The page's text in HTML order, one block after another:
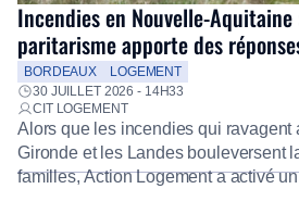
Incendies en Nouvelle-
paritarisme apporte des
salariés
BORDEAUX
LOGEMENT
30 JUILLET 2026 - 14H33
CIT LOGEMENT
Alors que les incendies qui ravagent
Gironde et les Landes bouleversent
familles, Action Logement a activé